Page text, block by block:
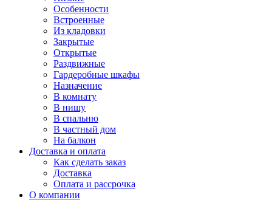
Особенности
Встроенные
Из кладовки
Закрытые
Открытые
Раздвижные
Гардеробные шкафы
Назначение
В комнату
В нишу
В спальню
В частный дом
На балкон
Доставка и оплата
Как сделать заказ
Доставка
Оплата и рассрочка
О компании